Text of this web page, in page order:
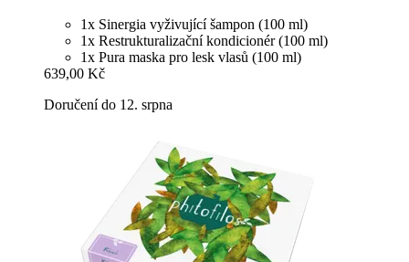
1x Sinergia vyživující šampon (100 ml)
1x Restrukturalizační kondicionér (100 ml)
1x Pura maska pro lesk vlasů (100 ml)
639,00 Kč
Doručení do 12. srpna